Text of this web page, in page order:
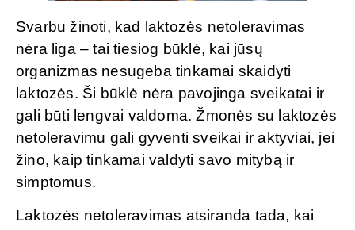
Svarbu žinoti, kad laktozės netoleravimas
nėra liga – tai tiesiog būklė, kai jūsų
organizmas nesugeba tinkamai skaidyti
laktozės. Ši būklė nėra pavojinga sveikatai ir
gali būti lengvai valdoma. Žmonės su laktozės
netoleravimu gali gyventi sveikai ir aktyviai, jei
žino, kaip tinkamai valdyti savo mitybą ir
simptomus.
Laktozės netoleravimas atsiranda tada, kai